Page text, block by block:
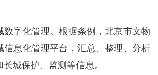
数字化管理。根据条例，北京市文物
信息化管理平台，汇总、整理、分析
城保护、监测等信息。